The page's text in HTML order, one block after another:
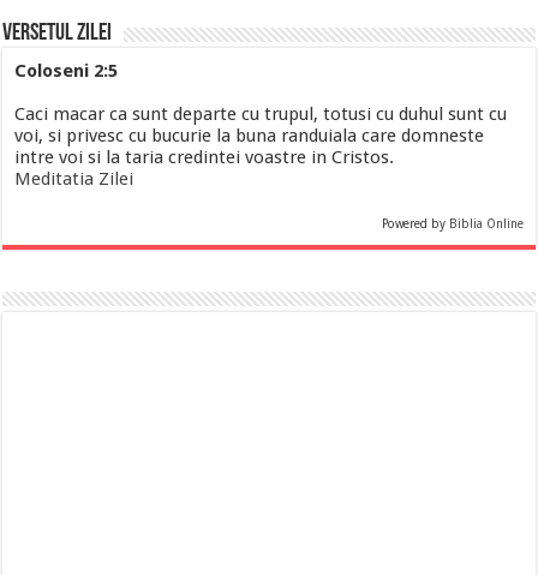
Versetul Zilei
Coloseni 2:5
Caci macar ca sunt departe cu trupul, totusi cu duhul sunt cu
voi, si privesc cu bucurie la buna randuiala care domneste
intre voi si la taria credintei voastre in Cristos.
Meditatia Zilei
Powered by Biblia Online